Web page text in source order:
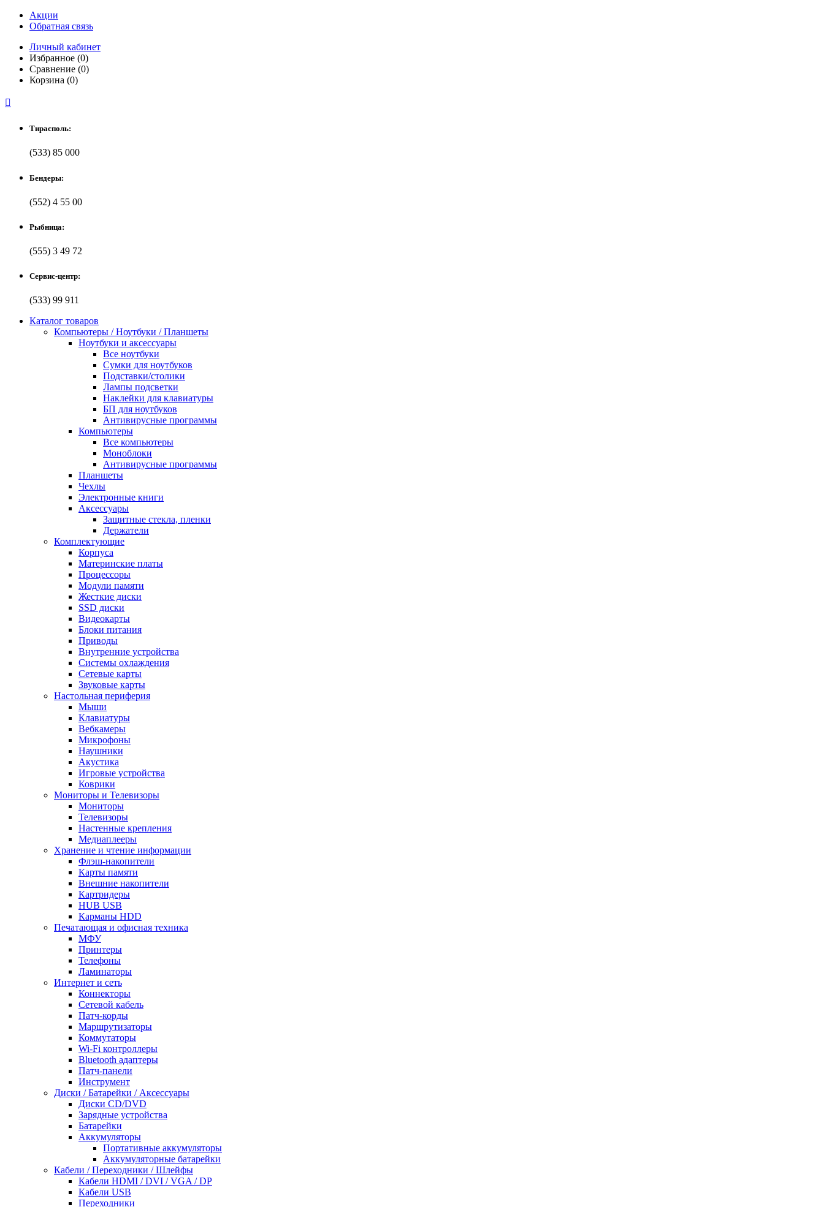
Акции
Обратная связь
Личный кабинет
Избранное (0)
Сравнение (0)
Корзина (0)

Тирасполь:
(533) 85 000
Бендеры:
(552) 4 55 00
Рыбница:
(555) 3 49 72
Сервис-центр:
(533) 99 911
Каталог товаров
Компьютеры / Ноутбуки / Планшеты
Ноутбуки и аксессуары
Все ноутбуки
Сумки для ноутбуков
Подставки/столики
Лампы подсветки
Наклейки для клавиатуры
БП для ноутбуков
Антивирусные программы
Компьютеры
Все компьютеры
Моноблоки
Антивирусные программы
Планшеты
Чехлы
Электронные книги
Аксессуары
Защитные стекла, пленки
Держатели
Комплектующие
Корпуса
Материнские платы
Процессоры
Модули памяти
Жесткие диски
SSD диски
Видеокарты
Блоки питания
Приводы
Внутренние устройства
Системы охлаждения
Сетевые карты
Звуковые карты
Настольная периферия
Мыши
Клавиатуры
Вебкамеры
Микрофоны
Наушники
Акустика
Игровые устройства
Коврики
Мониторы и Телевизоры
Мониторы
Телевизоры
Настенные крепления
Медиаплееры
Хранение и чтение информации
Флэш-накопители
Карты памяти
Внешние накопители
Картридеры
HUB USB
Карманы HDD
Печатающая и офисная техника
МФУ
Принтеры
Телефоны
Ламинаторы
Интернет и сеть
Коннекторы
Сетевой кабель
Патч-корды
Маршрутизаторы
Коммутаторы
Wi-Fi контроллеры
Bluetooth адаптеры
Патч-панели
Инструмент
Диски / Батарейки / Аксессуары
Диски CD/DVD
Зарядные устройства
Батарейки
Аккумуляторы
Портативные аккумуляторы
Аккумуляторные батарейки
Кабели / Переходники / Шлейфы
Кабели HDMI / DVI / VGA / DP
Кабели USB
Переходники